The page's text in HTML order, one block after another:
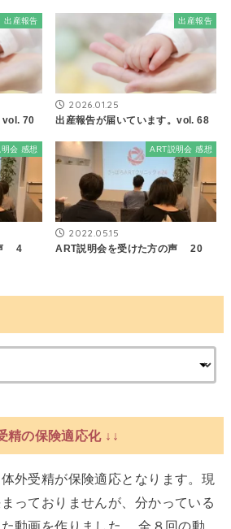
出産報告
vol. 70
出産報告
2026.01.25
出産報告が届いています。vol. 68
会 感想
4
ART説明会 感想
2022.05.15
ART説明会を受けた方の声 20
精の保険適応化 ↓↓
外受精が保険適応となります。現
っておりませんが、分かっている
動画を作りました。 全８回の動